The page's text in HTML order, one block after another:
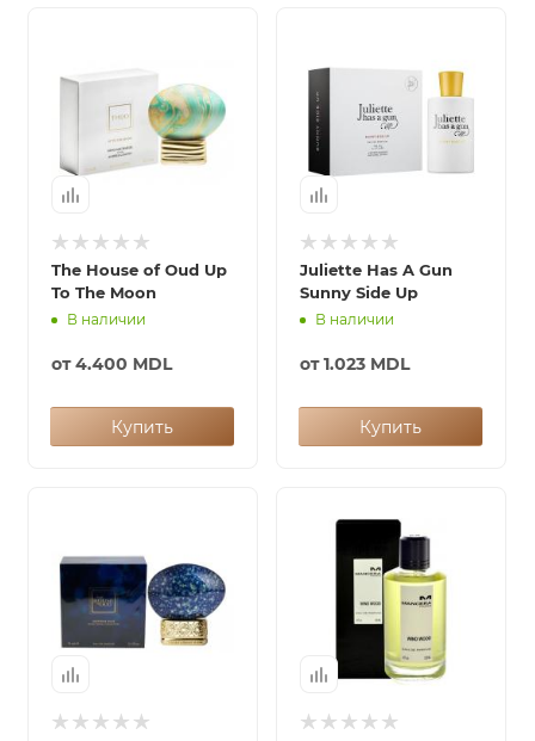
The House of Oud Up
To The Moon
В наличии
от4.400 MDL
Купить
Juliette Has A Gun
Sunny Side Up
В наличии
от1.023 MDL
Купить